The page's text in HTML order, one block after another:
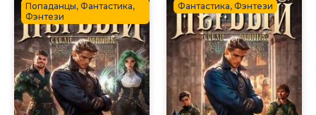
Попаданцы, Фантастика,
Фэнтези
Фантастика, Фэнтези